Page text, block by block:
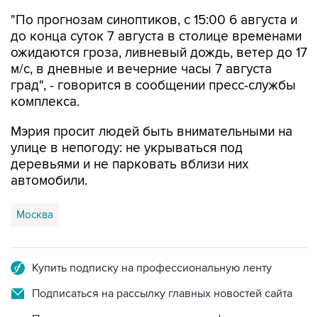
"По прогнозам синоптиков, с 15:00 6 августа и
до конца суток 7 августа в столице временами
ожидаются гроза, ливневый дождь, ветер до 17
м/с, в дневные и вечерние часы 7 августа
град", - говорится в сообщении пресс-службы
комплекса.
Мэрия просит людей быть внимательными на
улице в непогоду: не укрываться под
деревьями и не парковать вблизи них
автомобили.
Москва
Купить подписку на профессиональную ленту
Подписаться на рассылку главных новостей сайта